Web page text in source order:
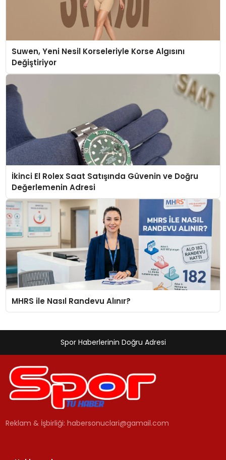
Suwen, Yeni Nesil Korseleriyle Korse Algısını
Değiştiriyor
İkinci El Rolex Saat Satışında Güvenin ve Doğru
Değerlemenin Adresi
MHRS ile Nasıl Randevu Alınır?
Spor Haberlerinin Doğru Adresi
Reklam & İşbirliği:habersonuclari@gamail.com